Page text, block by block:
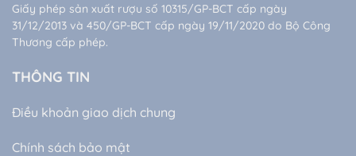
Giấy phép sản xuất rượu số 10315/GP-BCT cấp ngày
31/12/2013 và 450/GP-BCT cấp ngày 19/11/2020 do Bộ Công
Thương cấp phép.
THÔNG TIN
Điều khoản giao dịch chung
Chính sách bảo mật